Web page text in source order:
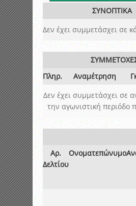
ΣΥΝΟΠΤΙΚΑ
Δεν έχει συμμετάσχει σε
Πληρ.
Αναμέτρηση
Δεν έχει συμμετάσχει σε
την αγωνιστική περιόδο
Αρ.
Δελτίου
Ονοματεπώνυμο